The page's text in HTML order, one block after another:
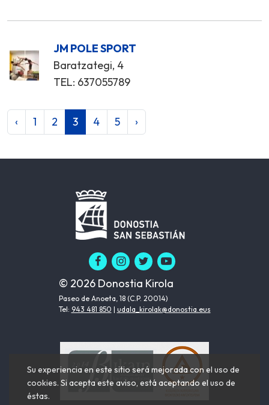
JM POLE SPORT
Baratzategi, 4
TEL: 637055789
‹ 1 2 3 4 5 ›
© 2026 Donostia Kirola
Paseo de Anoeta, 18 (C.P. 20014)
Tel: 943 481 850 | udala_kirolak@donostia.eus
Su experiencia en este sitio será mejorada con el uso de
cookies. Si acepta este aviso, está aceptando el uso de
éstas.